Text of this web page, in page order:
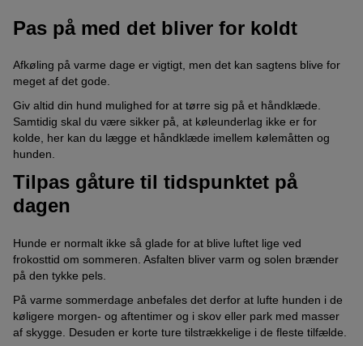
Pas på med det bliver for koldt
Afkøling på varme dage er vigtigt, men det kan sagtens blive for
meget af det gode.
Giv altid din hund mulighed for at tørre sig på et håndklæde.
Samtidig skal du være sikker på, at køleunderlag ikke er for
kolde, her kan du lægge et håndklæde imellem kølemåtten og
hunden.
Tilpas gåture til tidspunktet på
dagen
Hunde er normalt ikke så glade for at blive luftet lige ved
frokosttid om sommeren. Asfalten bliver varm og solen brænder
på den tykke pels.
På varme sommerdage anbefales det derfor at lufte hunden i de
køligere morgen- og aftentimer og i skov eller park med masser
af skygge. Desuden er korte ture tilstrækkelige i de fleste tilfælde.